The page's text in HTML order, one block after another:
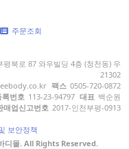
주문조회
보안정책
디몰. All Rights Reserved.
북로 87 와우빌딩 4층 (청천동) 우
21302
팩스 0505-720-0872
록번호 113-23-94797 대표 백순원
매업신고번호 2017-인천부평-0913